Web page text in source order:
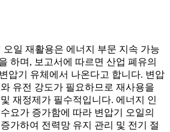
오일 재활용은 에너지 부문 지속 가능
하며, 보고서에 따르면 산업 폐유의
압기 유체에서 나온다고 합니다. 변압
유전 강도가 필요하므로 재사용을
재정제가 필수적입니다. 에너지 인
요가 증가함에 따라 변압기 오일의
가하여 전력망 유지 관리 및 전기 절